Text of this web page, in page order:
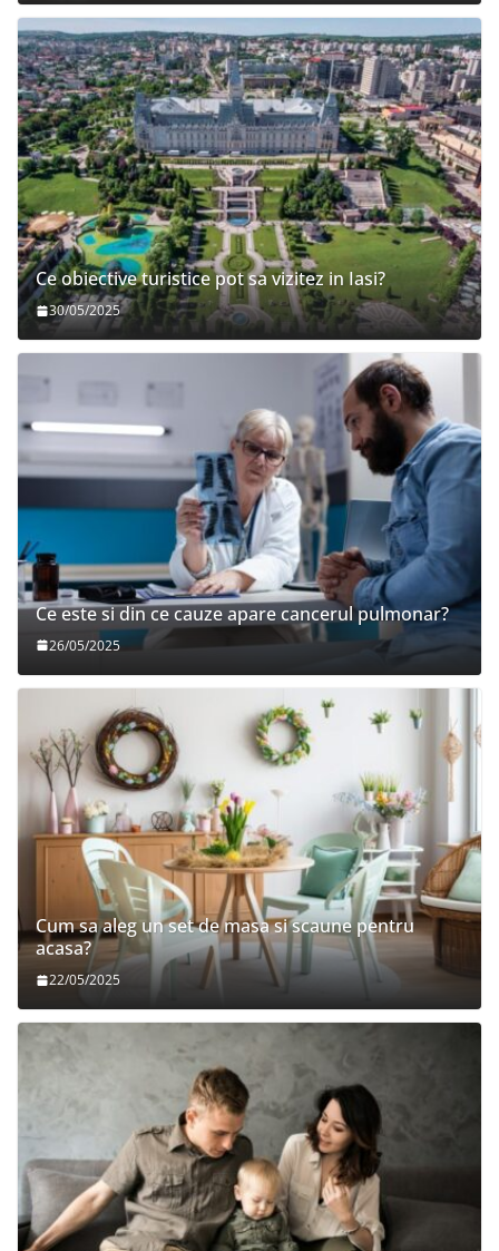
Ce obiective turistice pot sa vizitez in Iasi?
30/05/2025
Ce este si din ce cauze apare cancerul pulmonar?
26/05/2025
Cum sa aleg un set de masa si scaune pentru
acasa?
22/05/2025